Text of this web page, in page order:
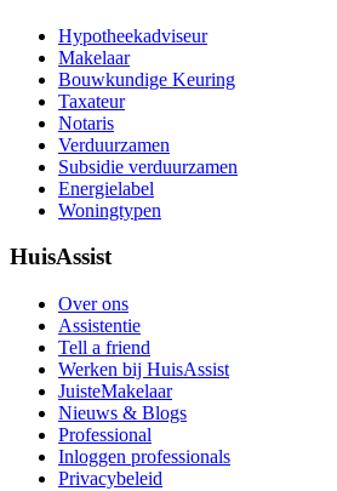
Hypotheekadviseur
Makelaar
Bouwkundige Keuring
Taxateur
Notaris
Verduurzamen
Subsidie verduurzamen
Energielabel
Woningtypen
HuisAssist
Over ons
Assistentie
Tell a friend
Werken bij HuisAssist
JuisteMakelaar
Nieuws & Blogs
Professional
Inloggen professionals
Privacybeleid